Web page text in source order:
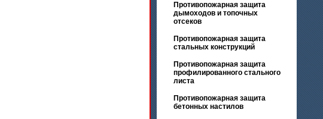
Противопожарная защита
дымоходов и топочных
отсеков
Противопожарная защита
стальных конструкций
Противопожарная защита
профилированного стального
листа
Противопожарная защита
бетонных настилов